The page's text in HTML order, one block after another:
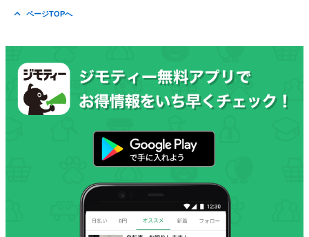
ページTOPへ